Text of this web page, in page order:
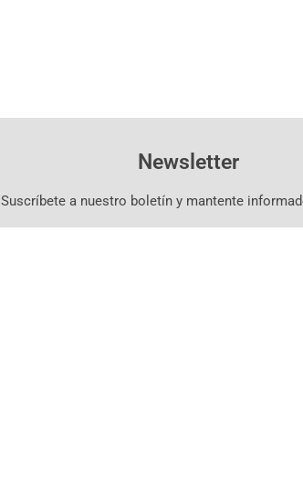
Newsletter
Suscríbete a nuestro boletín y mantente